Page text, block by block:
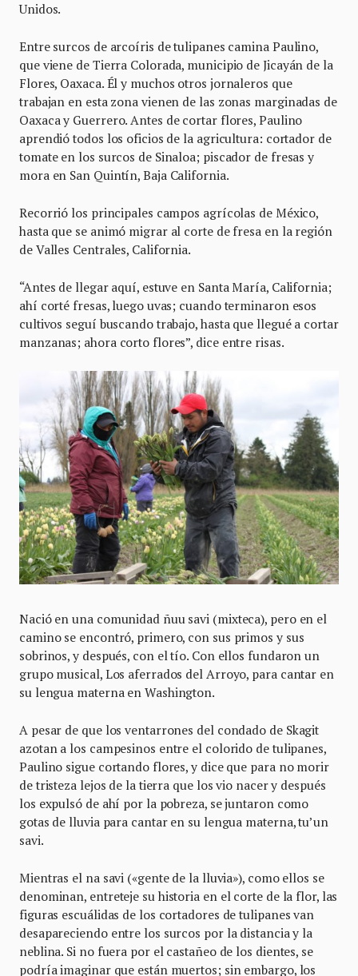
Unidos.
Entre surcos de arcoíris de tulipanes camina Paulino,
que viene de Tierra Colorada, municipio de Jicayán de la
Flores, Oaxaca. Él y muchos otros jornaleros que
trabajan en esta zona vienen de las zonas marginadas de
Oaxaca y Guerrero. Antes de cortar flores, Paulino
aprendió todos los oficios de la agricultura: cortador de
tomate en los surcos de Sinaloa; piscador de fresas y
mora en San Quintín, Baja California.
Recorrió los principales campos agrícolas de México,
hasta que se animó migrar al corte de fresa en la región
de Valles Centrales, California.
“Antes de llegar aquí, estuve en Santa María, California;
ahí corté fresas, luego uvas; cuando terminaron esos
cultivos seguí buscando trabajo, hasta que llegué a cortar
manzanas; ahora corto flores”, dice entre risas.
Nació en una comunidad ñuu savi (mixteca), pero en el
camino se encontró, primero, con sus primos y sus
sobrinos, y después, con el tío. Con ellos fundaron un
grupo musical, Los aferrados del Arroyo, para cantar en
su lengua materna en Washington.
A pesar de que los ventarrones del condado de Skagit
azotan a los campesinos entre el colorido de tulipanes,
Paulino sigue cortando flores, y dice que para no morir
de tristeza lejos de la tierra que los vio nacer y después
los expulsó de ahí por la pobreza, se juntaron como
gotas de lluvia para cantar en su lengua materna, tu’un
savi.
Mientras el na savi («gente de la lluvia»), como ellos se
denominan, entreteje su historia en el corte de la flor, las
figuras escuálidas de los cortadores de tulipanes van
desapareciendo entre los surcos por la distancia y la
neblina. Si no fuera por el castañeo de los dientes, se
podría imaginar que están muertos; sin embargo, los